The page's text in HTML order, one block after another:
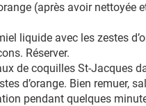
(après avoir
liquide avec les zestes
Réserver.
de coquilles St-Jacques
d’orange. Bien remuer,
pendant quelques